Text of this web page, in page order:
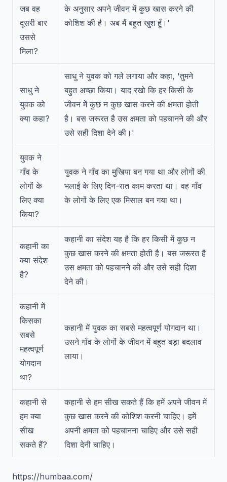
जब वह
दूसरी बार
उससे
मिला?
के अनुसार अपने जीवन में कुछ खास करने की
कोशिश की है। अब मैं बहुत खुश हूँ।'
साधु ने
युवक को
क्या कहा?
साधु ने युवक को गले लगाया और कहा, 'तुमने
बहुत अच्छा किया। याद रखो कि हर किसी के
जीवन में कुछ न कुछ खास करने की क्षमता होती
है। बस जरूरत है उस क्षमता को पहचानने की और
उसे सही दिशा देने की।'
युवक ने
गाँव के
लोगों के
लिए क्या
किया?
युवक ने गाँव का मुखिया बन गया था और लोगों की
भलाई के लिए दिन-रात काम करता था। वह गाँव
के लोगों के लिए एक मिसाल बन गया था।
कहानी का
क्या संदेश
है?
कहानी का संदेश यह है कि हर किसी में कुछ न
कुछ खास करने की क्षमता होती है। बस जरूरत है
उस क्षमता को पहचानने की और उसे सही दिशा
देने की।
कहानी में
किसका
सबसे
महत्वपूर्ण
योगदान
था?
कहानी में युवक का सबसे महत्वपूर्ण योगदान था।
उसने गाँव के लोगों के जीवन में बहुत बड़ा बदलाव
लाया।
कहानी से
हम क्या
सीख
सकते हैं?
कहानी से हम सीख सकते हैं कि हमें अपने जीवन में
कुछ खास करने की कोशिश करनी चाहिए। हमें
अपनी क्षमता को पहचानना चाहिए और उसे सही
दिशा देनी चाहिए।
https://humbaa.com/